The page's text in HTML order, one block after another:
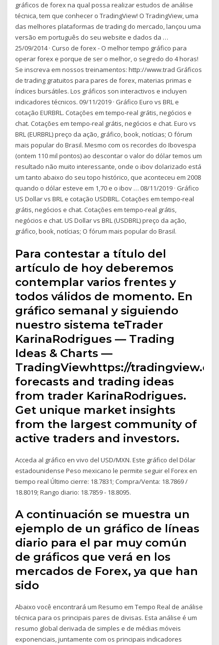
gráficos de forex na qual possa realizar estudos de análise
técnica, tem que conhecer o TradingView! O TradingView, uma
das melhores plataformas de trading do mercado, lançou uma
versão em português do seu website e dados da …
25/09/2014 · Curso de forex - O melhor tempo gráfico para
operar forex e porque de ser o melhor, o segredo do 4 horas!
Se inscreva em nossos treinamentos: http://www.trad Gráficos
de trading gratuitos para pares de forex, materias primas e
índices bursátiles. Los gráficos son interactivos e incluyen
indicadores técnicos. 09/11/2019 · Gráfico Euro vs BRL e
cotação EURBRL. Cotações em tempo-real grátis, negócios e
chat. Cotações em tempo-real grátis, negócios e chat. Euro vs
BRL (EURBRL) preço da ação, gráfico, book, notícias; O fórum
mais popular do Brasil. Mesmo com os recordes do Ibovespa
(ontem 110 mil pontos) ao descontar o valor do dólar temos um
resultado não muito interessante, onde o ibov dolarizado está
um tanto abaixo do seu topo histórico, que aconteceu em 2008
quando o dólar esteve em 1,70 e o ibov … 08/11/2019 · Gráfico
US Dollar vs BRL e cotação USDBRL. Cotações em tempo-real
grátis, negócios e chat. Cotações em tempo-real grátis,
negócios e chat. US Dollar vs BRL (USDBRL) preço da ação,
gráfico, book, notícias; O fórum mais popular do Brasil.
Para contestar a título del
artículo de hoy deberemos
contemplar varios frentes y
todos válidos de momento. En
gráfico semanal y siguiendo
nuestro sistema teTrader
KarinaRodrigues — Trading
Ideas & Charts —
TradingViewhttps://
forecasts and trading ideas
from trader KarinaRodrigues.
Get unique market insights
from the largest community of
active traders and investors.
Acceda al gráfico en vivo del USD/MXN. Este gráfico del Dólar
estadounidense Peso mexicano le permite seguir el Forex en
tiempo real Último cierre: 18.7831; Compra/Venta: 18.7869 /
18.8019; Rango diario: 18.7859 - 18.8095.
A continuación se muestra un
ejemplo de un gráfico de líneas
diario para el par muy común
de gráficos que verá en los
mercados de Forex, ya que han
sido
Abaixo você encontrará um Resumo em Tempo Real de análise
técnica para os principais pares de divisas. Esta análise é um
resumo global derivada de simples e de médias móveis
exponenciais, juntamente com os principais indicadores